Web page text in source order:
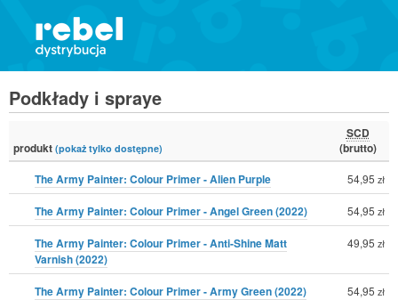
Podkłady i spraye
produkt (pokaż tylko dostępne)
SCD
(brutto)
The Army Painter: Colour Primer - Alien Purple
54,95 zł
The Army Painter: Colour Primer - Angel Green (2022) 54,95 zł
The Army Painter: Colour Primer - Anti-Shine Matt
Varnish (2022)
49,95 zł
The Army Painter: Colour Primer - Army Green (2022) 54,95 zł